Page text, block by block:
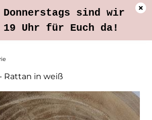
Donnerstags sind wir
Uhr für Euch da!
Rattan in weiß